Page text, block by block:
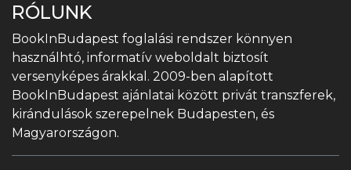
RÓLUNK
BookInBudapest foglalási rendszer könnyen
használhtó, informatív weboldalt biztosít
versenyképes árakkal. 2009-ben alapított
BookInBudapest ajánlatai között privát transzferek,
kirándulások szerepelnek Budapesten, és
Magyarországon.